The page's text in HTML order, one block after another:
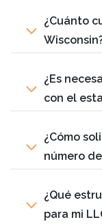
¿Cuánto
¿Es
con el
¿Cómo
número
¿Qué
para mi